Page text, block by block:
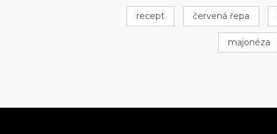
recept červená řepa
majonéza